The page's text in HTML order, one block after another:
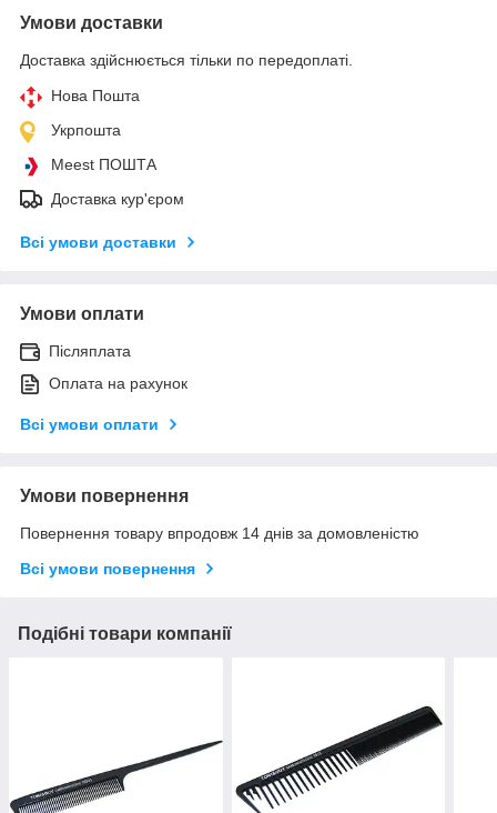
Умови доставки
Доставка здійснюється тільки по передоплаті.
Нова Пошта
Укрпошта
Meest ПОШТА
Доставка кур'єром
Всі умови доставки
Умови оплати
Післяплата
Оплата на рахунок
Всі умови оплати
Умови повернення
Повернення товару впродовж 14 днів за домовленістю
Всі умови повернення
Подібні товари компанії